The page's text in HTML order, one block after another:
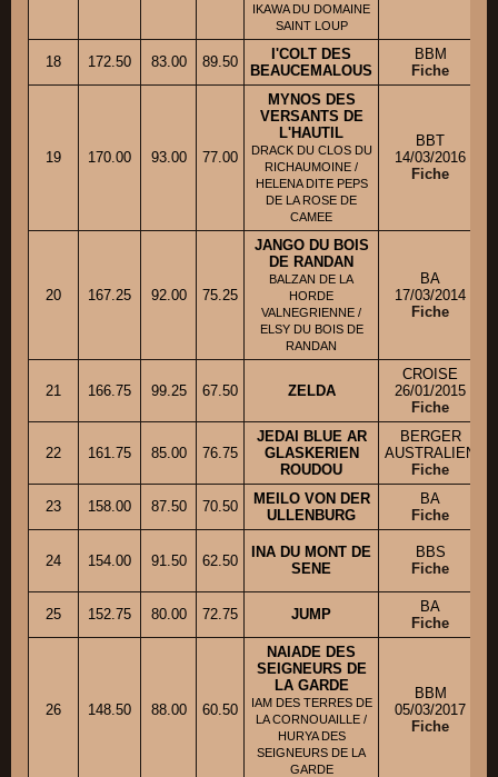
IKAWA DU DOMAINE
SAINT LOUP
18 172.50 83.00 89.50
I'COLT DES
BEAUCEMALOUS
BBM
Fiche
19 170.00 93.00 77.00
MYNOS DES
VERSANTS DE
L'HAUTIL
DRACK DU CLOS DU
RICHAUMOINE /
HELENA DITE PEPS
DE LA ROSE DE
CAMEE
BBT
14/03/2016
Fiche
20 167.25 92.00 75.25
JANGO DU BOIS
DE RANDAN
BALZAN DE LA
HORDE
VALNEGRIENNE /
ELSY DU BOIS DE
RANDAN
BA
17/03/2014
Fiche
21 166.75 99.25 67.50 ZELDA
CROISE
26/01/2015
Fiche
22 161.75 85.00 76.75
JEDAI BLUE AR
GLASKERIEN
ROUDOU
BERGER
AUSTRALIEN
Fiche
23 158.00 87.50 70.50
MEILO VON DER
ULLENBURG
BA
Fiche
24 154.00 91.50 62.50
INA DU MONT DE
SENE
BBS
Fiche
25 152.75 80.00 72.75 JUMP
BA
Fiche
26 148.50 88.00 60.50
NAIADE DES
SEIGNEURS DE
LA GARDE
IAM DES TERRES DE
LA CORNOUAILLE /
HURYA DES
SEIGNEURS DE LA
GARDE
BBM
05/03/2017
Fiche